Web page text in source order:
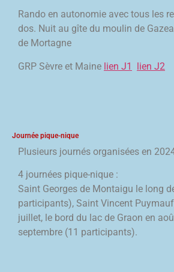
Rando en autonomie avec tous les
dos. Nuit au gîte du moulin de
de Mortagne
GRP Sèvre et Maine lien J1 lien J2
Journée pique-nique
Plusieurs journés organisées en
4 journées pique-nique :
Saint Georges de Montaigu le long
participants), Saint Vincent
juillet, le bord du lac de Graon en
septembre (11 participants).